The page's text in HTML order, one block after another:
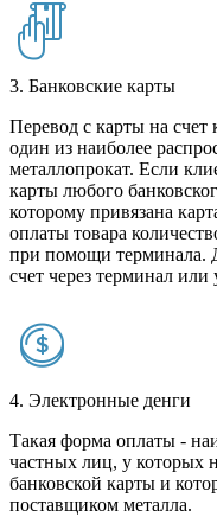
3. Банковские карты
Перевод с карты на
один из наиболее
металлопрокат. Если
карты любого
которому привязана
оплаты товара
при помощи терминала.
счет через терминал или
4. Электронные денги
Такая форма оплаты -
частных лиц, у которых
банковской карты и
поставщиком металла.